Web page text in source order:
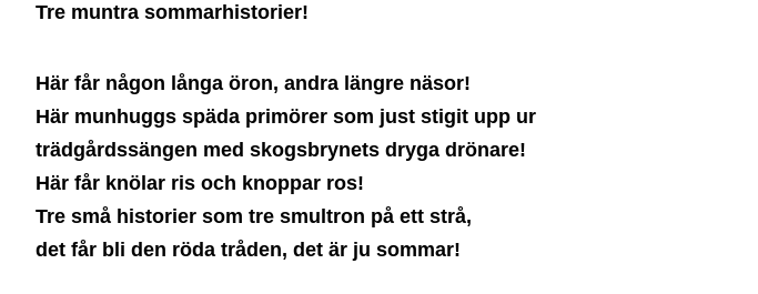
Tre muntra sommarhistorier!
Här får någon långa öron, andra längre näsor!
Här munhuggs späda primörer som just stigit upp ur
trädgårdssängen med skogsbrynets dryga drönare!
Här får knölar ris och knoppar ros!
Tre små historier som tre smultron på ett strå,
det får bli den röda tråden, det är ju sommar!